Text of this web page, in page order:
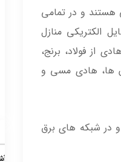
هستند و در تمامی
الکتریکی منازل
از فولاد، برنج،
ها، هادی مسی و
در شبکه های برق
کلید
130,000 تومان